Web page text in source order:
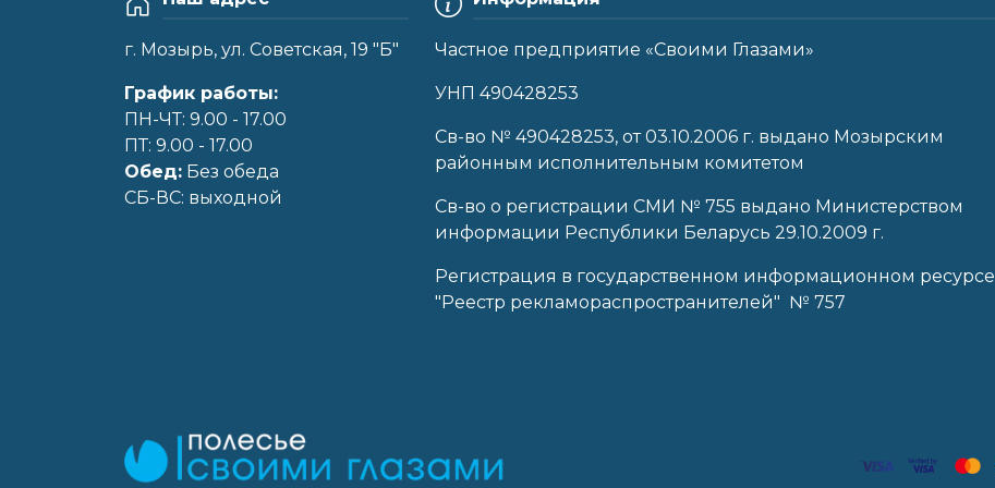
г. Мозырь, ул. Советская, 19 "Б"
График работы:
ПН-ЧТ: 9.00 - 17.00
ПТ: 9.00 - 17.00
Обед: Без обеда
CБ-ВС: выходной
Частное предприятие «Своими Глазами»
УНП 490428253
Cв-во № 490428253, от 03.10.2006 г. выдано Мозырским
районным исполнительным комитетом
Св-во о регистрации СМИ № 755 выдано Министерством
информации Республики Беларусь 29.10.2009 г.
Регистрация в государственном информационном ресурсе
"Реестр рекламораспространителей" № 757